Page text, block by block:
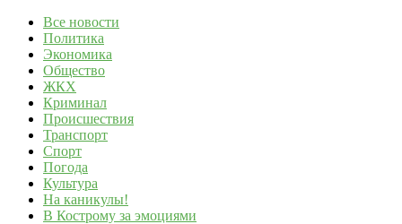
Все новости
Политика
Экономика
Общество
ЖКХ
Криминал
Происшествия
Транспорт
Спорт
Погода
Культура
На каникулы!
В Кострому за эмоциями